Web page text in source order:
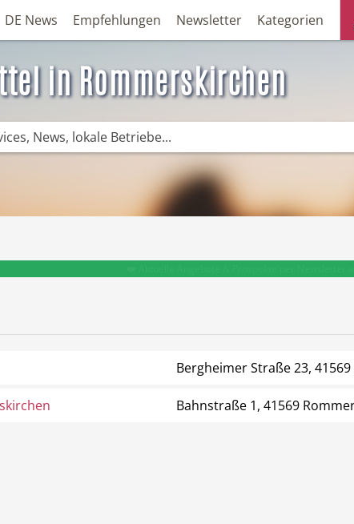
DE News Empfehlungen Newsletter Kategorien
in Rommerskirchen
Bergheimer Straße 23,
Bahnstraße 1, 41569